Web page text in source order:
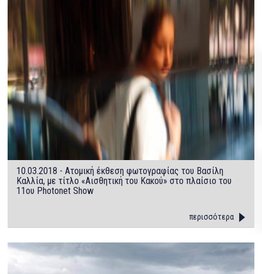
10.03.2018 - Ατομική έκθεση φωτογραφίας του Βασίλη
Καλλία, με τίτλο «Αισθητική του Κακού» στο πλαίσιο του
11ου Photonet Show
περισσότερα